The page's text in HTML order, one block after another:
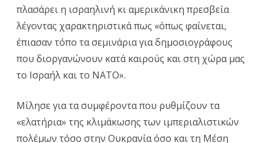
πλασάρει η ισραηλινή κι αμερικάνικη πρεσβεία
λέγοντας χαρακτηριστικά πως «όπως φαίνεται,
έπιασαν τόπο τα σεμινάρια για δημοσιογράφους
που διοργανώνουν κατά καιρούς και στη χώρα μας
το Ισραήλ και το ΝΑΤΟ».
Μίλησε για τα συμφέροντα που ρυθμίζουν τα
«ελατήρια» της κλιμάκωσης των ιμπεριαλιστικών
πολέμων τόσο στην Ουκρανία όσο και τη Μέση